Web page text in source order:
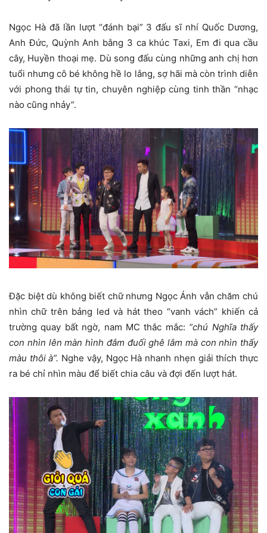
Ngọc Hà đã lần lượt “đánh bại” 3 đấu sĩ nhí Quốc Dương,
Anh Đức, Quỳnh Anh bằng 3 ca khúc Taxi, Em đi qua cầu
cây, Huyền thoại mẹ. Dù song đấu cùng những anh chị hơn
tuổi nhưng cô bé không hề lo lắng, sợ hãi mà còn trình diễn
với phong thái tự tin, chuyên nghiệp cùng tinh thần “nhạc
nào cũng nhảy”.
Đặc biệt dù không biết chữ nhưng Ngọc Ánh vẫn chăm chú
nhìn chữ trên bảng led và hát theo “vanh vách” khiến cả
trường quay bất ngờ, nam MC thắc mắc: “chú Nghĩa thấy
con nhìn lên màn hình đắm đuối ghê lắm mà con nhìn thấy
màu thôi à”. Nghe vậy, Ngọc Hà nhanh nhẹn giải thích thực
ra bé chỉ nhìn màu để biết chia câu và đợi đến lượt hát.